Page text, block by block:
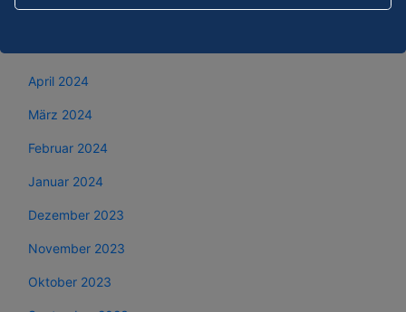
Juni 2024
April 2024
März 2024
Februar 2024
Januar 2024
Dezember 2023
November 2023
Oktober 2023